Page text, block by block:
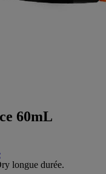
60mL
longue durée.